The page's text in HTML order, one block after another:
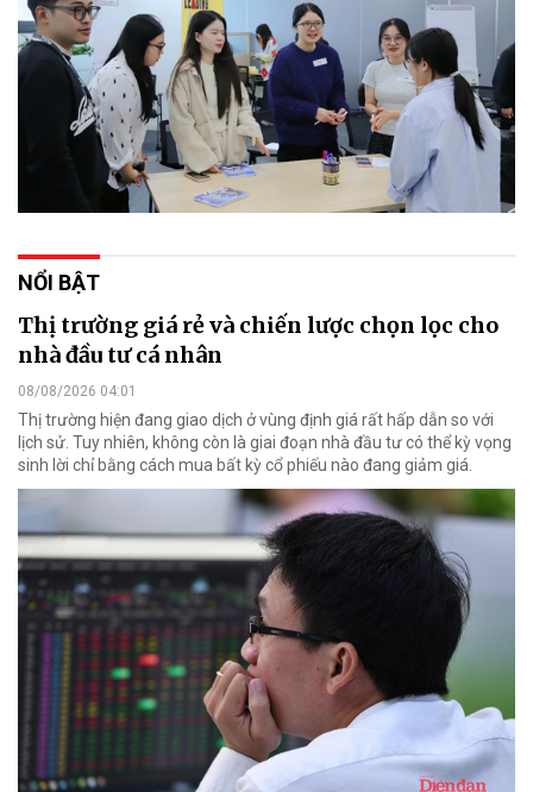
NỔI BẬT
Thị trường giá rẻ và chiến lược chọn lọc cho
nhà đầu tư cá nhân
08/08/2026 04:01
Thị trường hiện đang giao dịch ở vùng định giá rất hấp dẫn so với
lịch sử. Tuy nhiên, không còn là giai đoạn nhà đầu tư có thể kỳ vọng
sinh lời chỉ bằng cách mua bất kỳ cổ phiếu nào đang giảm giá.